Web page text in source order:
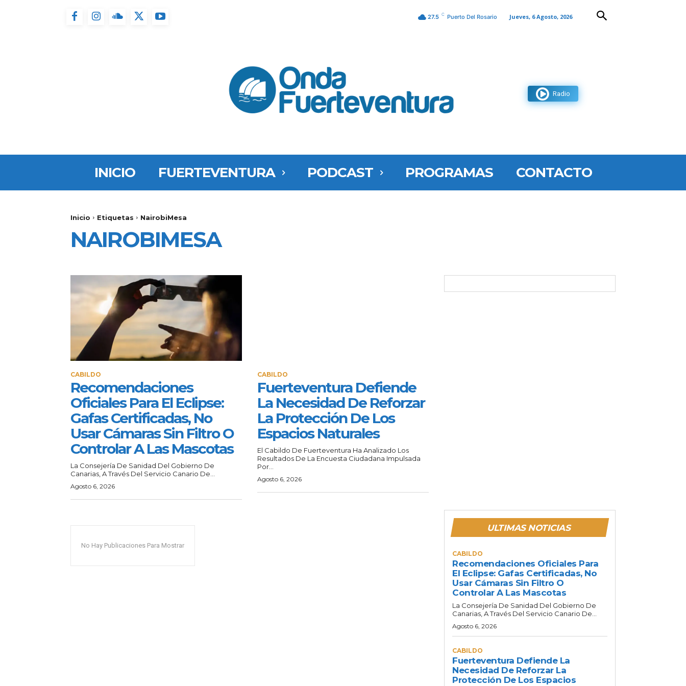
27.5 C Puerto Del Rosario Jueves, 6 Agosto, 2026
Radio
INICIO FUERTEVENTURA PODCAST PROGRAMAS CONTACTO
Inicio Etiquetas NairobiMesa
NAIROBIMESA
CABILDO
Recomendaciones
Oficiales Para El Eclipse:
Gafas Certificadas, No
Usar Cámaras Sin Filtro O
Controlar A Las Mascotas
La Consejería De Sanidad Del Gobierno De
Canarias, A Través Del Servicio Canario De...
Agosto 6, 2026
CABILDO
Fuerteventura Defiende
La Necesidad De Reforzar
La Protección De Los
Espacios Naturales
El Cabildo De Fuerteventura Ha Analizado Los
Resultados De La Encuesta Ciudadana Impulsada
Por...
Agosto 6, 2026
No Hay Publicaciones Para Mostrar
ULTIMAS NOTICIAS
CABILDO
Recomendaciones Oficiales Para
El Eclipse: Gafas Certificadas, No
Usar Cámaras Sin Filtro O
Controlar A Las Mascotas
La Consejería De Sanidad Del Gobierno De
Canarias, A Través Del Servicio Canario De...
Agosto 6, 2026
CABILDO
Fuerteventura Defiende La
Necesidad De Reforzar La
Protección De Los Espacios